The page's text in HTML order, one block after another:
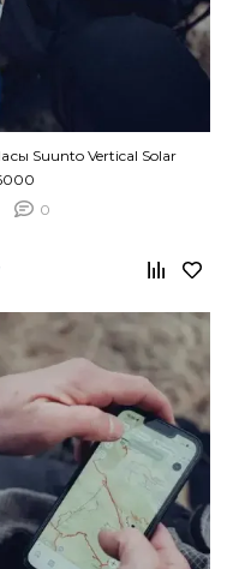
Suunto Vertical Solar
0